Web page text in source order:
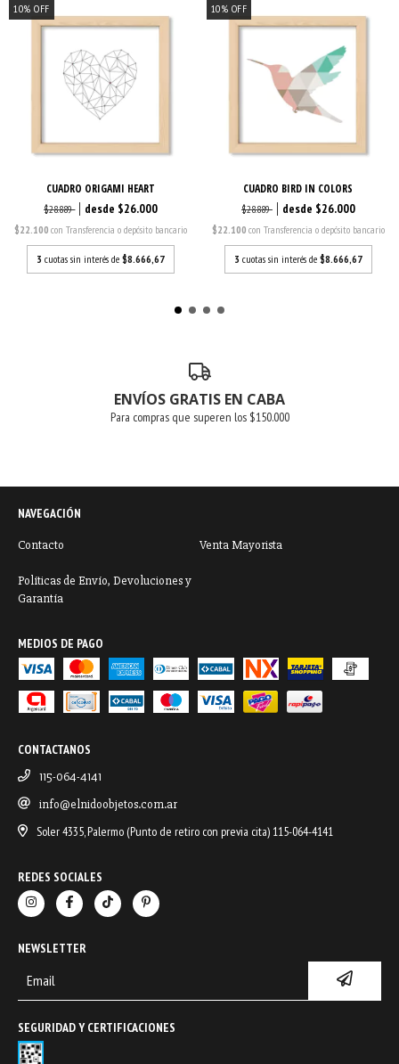
10% OFF
CUADRO ORIGAMI HEART
$28.889 $26.000
$22.100con Transferencia o depósito bancario
3 cuotas sin interés de$8.666,67
10% OFF
CUADRO BIRD IN COLORS
$28.889 $26.000
$22.100 con Transferencia o depósito bancario
3 cuotas sin interés de $8.666,67
ENVÍOS GRATIS EN CABA
Para compras que superen los $150.000
NAVEGACIÓN
Contacto Venta Mayorista
Políticas de Envío, Devoluciones y
Garantía
MEDIOS DE PAGO
CONTACTANOS
115-064-4141
info@elnidoobjetos.com.ar
Soler 4335, Palermo (Punto de retiro con previa cita) 115-064-4141
REDES SOCIALES
NEWSLETTER
SEGURIDAD Y CERTIFICACIONES